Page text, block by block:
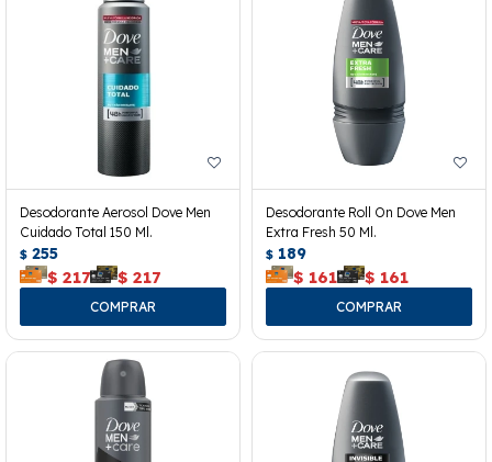
Desodorante Aerosol Dove Men
Cuidado Total 150 Ml.
$ 255
$ 217 $ 217
Desodorante Roll On Dove Men
Extra Fresh 50 Ml.
$ 189
$ 161 $ 161